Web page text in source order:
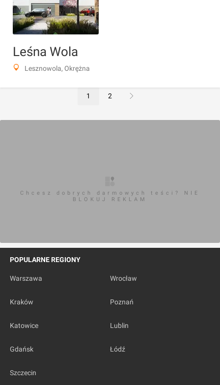
Leśna Wola
Lesznowola, Okrężna
1 2
Chcesz dobrych darmowych teści? NIE
BLOKUJ REKLAM
POPULARNE REGIONY
Warszawa Wrocław
Kraków Poznań
Katowice Lublin
Gdańsk Łódź
Szczecin